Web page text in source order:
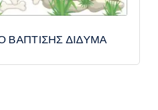
ΒΑΠΤΙΣΗΣ ΔΙΔΥΜΑ